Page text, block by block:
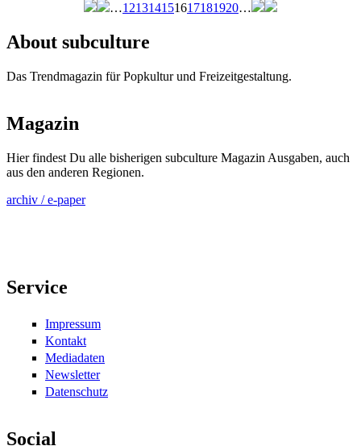
…121314151617181920…
About subculture
Das Trendmagazin für Popkultur und Freizeitgestaltung.
Magazin
Hier findest Du alle bisherigen subculture Magazin Ausgaben, auch
aus den anderen Regionen.
archiv / e-paper
Service
Impressum
Kontakt
Mediadaten
Newsletter
Datenschutz
Social